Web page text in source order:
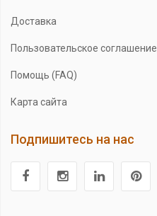
Доставка
Пользовательское соглашение
Помощь (FAQ)
Карта сайта
Подпишитесь на нас